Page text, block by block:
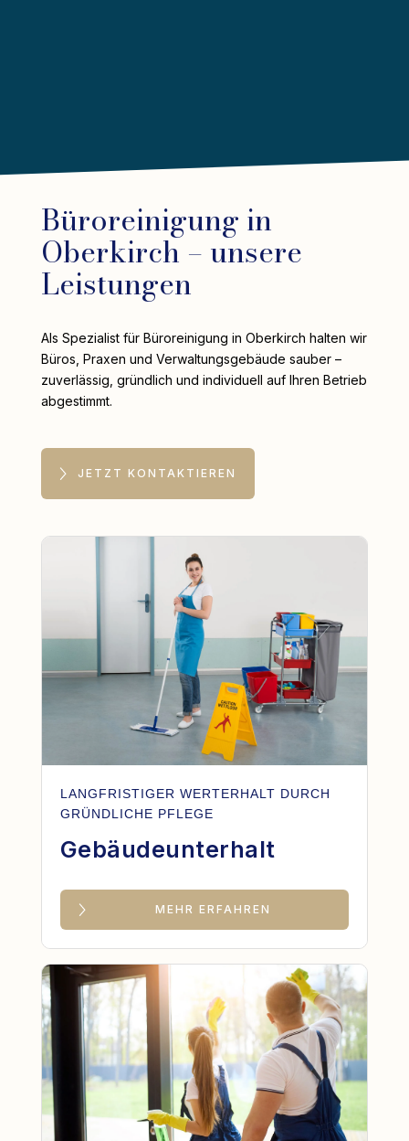
Büroreinigung in
Oberkirch – unsere
Leistungen
Als Spezialist für Büroreinigung in Oberkirch halten wir
Büros, Praxen und Verwaltungsgebäude sauber –
zuverlässig, gründlich und individuell auf Ihren Betrieb
abgestimmt.
JETZT KONTAKTIEREN
LANGFRISTIGER WERTERHALT DURCH
GRÜNDLICHE PFLEGE
Gebäudeunterhalt
MEHR ERFAHREN